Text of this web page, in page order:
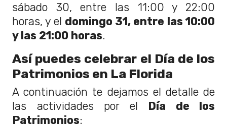
sábado 30, entre las 11:00 y 22:00
horas, y el domingo 31, entre las 10:00
y las 21:00 horas.
Así puedes celebrar el Día de los
Patrimonios en La Florida
A continuación te dejamos el detalle de
las actividades por el Día de los
Patrimonios: